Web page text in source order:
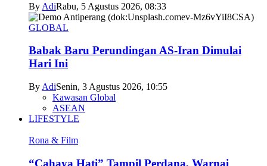
By AdiRabu, 5 Agustus 2026, 08:33
GLOBAL
Babak Baru Perundingan AS-Iran Dimulai
Hari Ini
By AdiSenin, 3 Agustus 2026, 10:55
Kawasan Global
ASEAN
LIFESTYLE
Rona & Film
“Cahaya Hati” Tampil Perdana, Warnai